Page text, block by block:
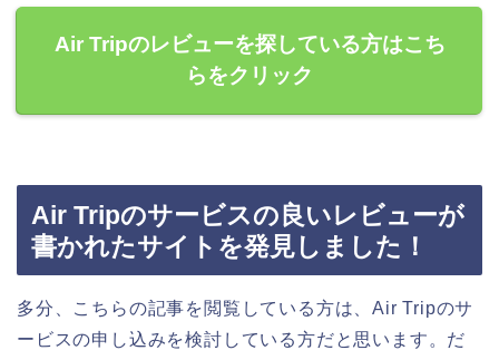
Air Tripのレビューを探している方はこち
らをクリック
Air Tripのサービスの良いレビューが
書かれたサイトを発見しました！
多分、こちらの記事を閲覧している方は、Air Tripのサ
ービスの申し込みを検討している方だと思います。だ